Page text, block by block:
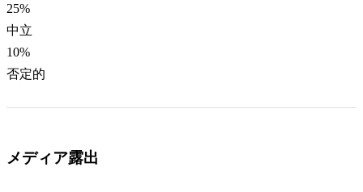
25%
中立
10%
否定的
メディア露出